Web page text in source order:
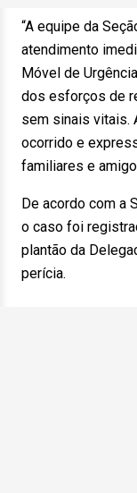
“A equipe da
atendimento
Móvel de
dos esforços de
sem sinais vitais.
ocorrido e
familiares e
De acordo com a
o caso foi
plantão da
perícia.